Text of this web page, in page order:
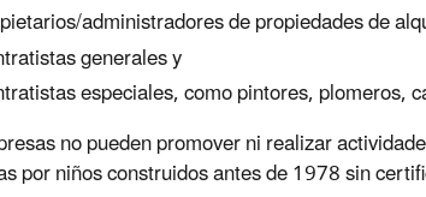
administradores de propiedades de
generales y
especiales, como pintores, plomeros,
no pueden promover ni realizar
por niños construidos antes de 1978 sin